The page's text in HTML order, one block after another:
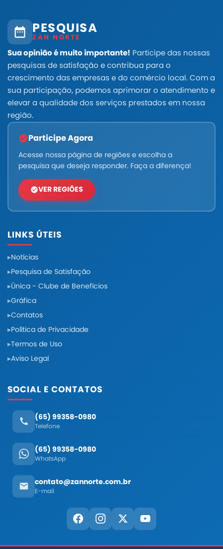
PESQUISA
ZAN NORTE
Sua opinião é muito importante! Participe das nossas
pesquisas de satisfação e contribua para o
crescimento das empresas e do comércio local. Com a
sua participação, podemos aprimorar o atendimento e
elevar a qualidade dos serviços prestados em nossa
região.
Participe Agora
Acesse nossa página de regiões e escolha a
pesquisa que deseja responder. Faça a diferença!
VER REGIÕES
LINKS ÚTEIS
Notícias
Pesquisa de Satisfação
Única - Clube de Benefícios
Gráfica
Contatos
Política de Privacidade
Termos de Uso
Aviso Legal
SOCIAL E CONTATOS
(65) 99358-0980
Telefone
(65) 99358-0980
WhatsApp
contato@zannorte.com.br
E-mail